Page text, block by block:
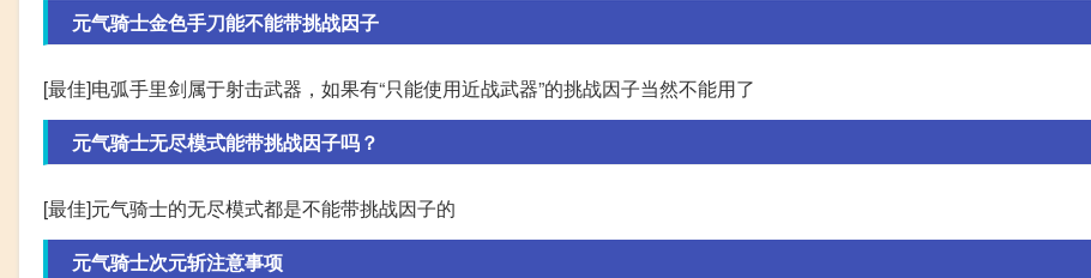
元气骑士金色手刀能不能带挑战因子
[最佳]电弧手里剑属于射击武器，如果有“只能使用近战武器”的挑战因子当然不能用了
元气骑士无尽模式能带挑战因子吗？
[最佳]元气骑士的无尽模式都是不能带挑战因子的
元气骑士次元斩注意事项